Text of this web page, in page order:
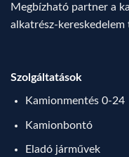
Megbízható partner a
alkatrész-
Szolgáltatások
Kamionmentés 0-24
Kamionbontó
Eladó járművek